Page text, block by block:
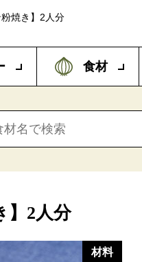
粉焼き】2人分
食材
】2人分
材料